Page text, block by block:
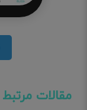
مقالات مرتبط